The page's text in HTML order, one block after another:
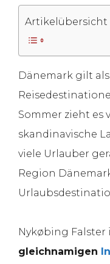
Artikelübersicht
Dänemark gilt
Sommer zieht es
skandinavische
viele Urlauber
Region
Nykøbing Falster
gleichnamigen